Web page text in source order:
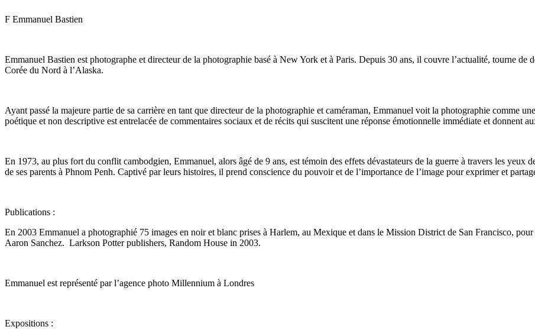
F Emmanuel Bastien
Emmanuel Bastien est photographe et directeur de la photographie basé à New York et à Paris. Depuis 30 ans, il couvre l’actualité, tourne de
Corée du Nord à l’Alaska.
Ayant passé la majeure partie de sa carrière en tant que directeur de la photographie et caméraman, Emmanuel voit la photographie comme
poétique et non descriptive est entrelacée de commentaires sociaux et de récits qui suscitent une réponse émotionnelle immédiate et donnent
En 1973, au plus fort du conflit cambodgien, Emmanuel, alors âgé de 9 ans, est témoin des effets dévastateurs de la guerre à travers les yeux
de ses parents à Phnom Penh. Captivé par leurs histoires, il prend conscience du pouvoir et de l’importance de l’image pour exprimer et
Publications :
En 2003 Emmanuel a photographié 75 images en noir et blanc prises à Harlem, au Mexique et dans le Mission District de San Francisco,
Aaron Sanchez. Larkson Potter publishers, Random House in 2003.
Emmanuel est représenté par l’agence photo Millennium à Londres
Expositions :